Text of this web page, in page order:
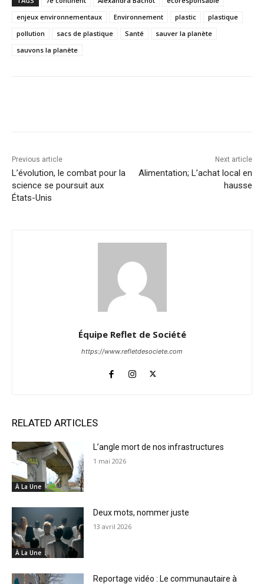
enjeux environnementaux
Environnement plastic
plastique
pollution
sacs de plastique Santé
sauver la planète
sauvons la planète
Previous article
L’évolution, le combat pour la
science se poursuit aux
États-Unis
Next article
Alimentation; L’achat local en
hausse
Équipe Reflet de Société
https://www.refletdesociete.com
RELATED ARTICLES
À La Une
L’angle mort de nos infrastructures
1 mai 2026
À La Une
Deux mots, nommer juste
13 avril 2026
Reportage vidéo : Le communautaire à